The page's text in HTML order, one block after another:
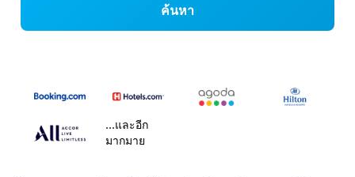
ค้นหา
...และอีก
มากมาย